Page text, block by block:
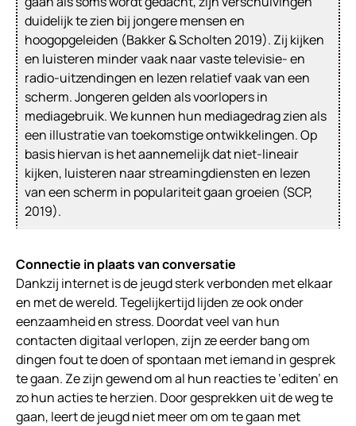
duidelijk te zien bij jongere mensen en
hoogopgeleiden (Bakker & Scholten 2019). Zij kijken
en luisteren minder vaak naar vaste televisie- en
radio-uitzendingen en lezen relatief vaak van een
scherm. Jongeren gelden als voorlopers in
mediagebruik. We kunnen hun mediagedrag zien als
een illustratie van toekomstige ontwikkelingen. Op
basis hiervan is het aannemelijk dat niet-lineair
kijken, luisteren naar streamingdiensten en lezen
van een scherm in populariteit gaan groeien (SCP,
2019).
Connectie in plaats van conversatie
Dankzij internet is de jeugd sterk verbonden met elkaar
en met de wereld. Tegelijkertijd lijden ze ook onder
eenzaamheid en stress. Doordat veel van hun
contacten digitaal verlopen, zijn ze eerder bang om
dingen fout te doen of spontaan met iemand in gesprek
te gaan. Ze zijn gewend om al hun reacties te ‘editen’ en
zo hun acties te herzien. Door gesprekken uit de weg te
gaan, leert de jeugd niet meer om om te gaan met